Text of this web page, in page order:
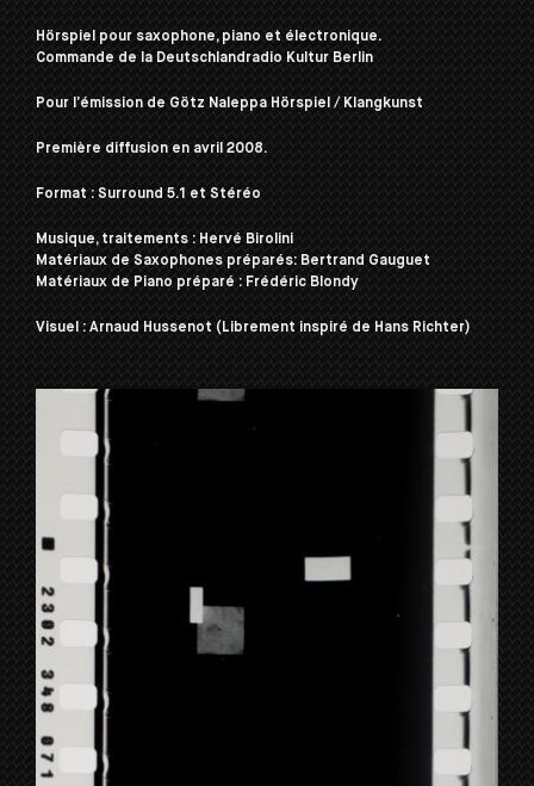
Hörspiel pour saxophone, piano et électronique.
Commande de la Deutschlandradio Kultur Berlin
Pour l’émission de Götz Naleppa Hörspiel / Klangkunst
Première diffusion en avril 2008.
Format : Surround 5.1 et Stéréo
Musique, traitements : Hervé Birolini
Matériaux de Saxophones préparés: Bertrand Gauguet
Matériaux de Piano préparé : Frédéric Blondy
Visuel : Arnaud Hussenot (Librement inspiré de Hans Richter)